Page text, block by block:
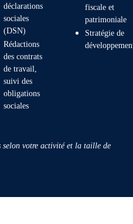
déclarations
sociales
(DSN)
Rédactions
des contrats
de travail,
suivi des
obligations
sociales
fiscale et
patrimoniale
Stratégie de
selon votre activité et la taille de